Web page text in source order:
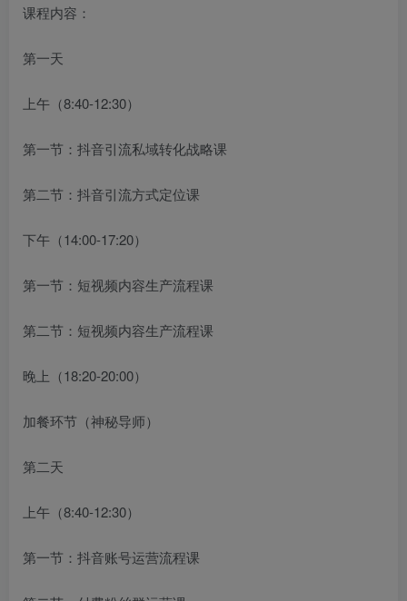
课程内容：
第一天
上午（8:40-12:30）
第一节：抖音引流私域转化战略课
第二节：抖音引流方式定位课
下午（14:00-17:20）
第一节： 短视频内容生产流程课
第二节： 短视频内容生产流程课
晚上（18:20-20:00）
加餐环节（神秘导师）
第二天
上午（8:40-12:30）
第一节：抖音账号运营流程课